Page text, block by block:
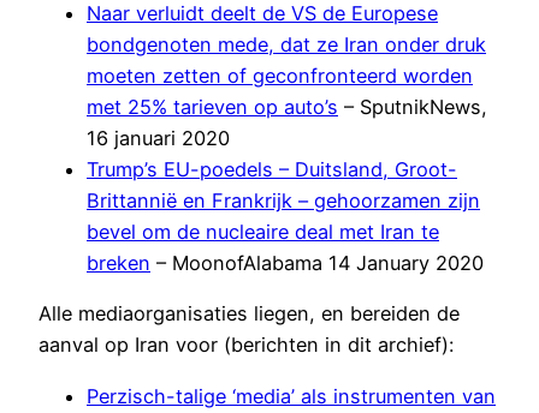
Naar verluidt deelt de VS de Europese
bondgenoten mede, dat ze Iran onder druk
moeten zetten of geconfronteerd worden
met 25% tarieven op auto’s – SputnikNews,
16 januari 2020
Trump’s EU-poedels – Duitsland, Groot-
Brittannië en Frankrijk – gehoorzamen zijn
bevel om de nucleaire deal met Iran te
breken – MoonofAlabama 14 January 2020
Alle mediaorganisaties liegen, en bereiden de
aanval op Iran voor (berichten in dit archief):
Perzisch-talige ‘media’ als instrumenten van